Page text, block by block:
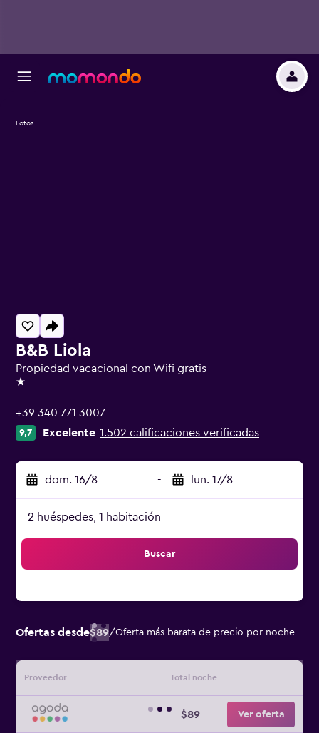
B&B Liola
Propiedad vacacional con Wifi gratis
1 estrella
+39 340 771 3007
9,7 Excelente 1.502 calificaciones verificadas
dom. 16/8 - lun. 17/8
2 huéspedes, 1 habitación
Buscar
Ofertas desde$89/Oferta más barata de precio por noche
Proveedor Total noche
$89 Ver oferta
Fotos